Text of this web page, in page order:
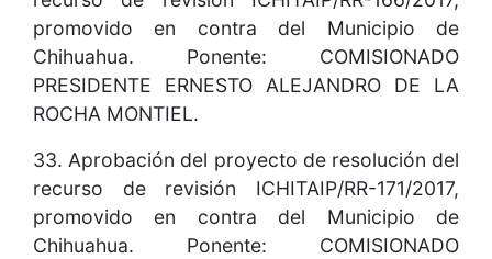
promovido en contra del Municipio de
Chihuahua. Ponente: COMISIONADO
PRESIDENTE ERNESTO ALEJANDRO DE LA
ROCHA MONTIEL.
33. Aprobación del proyecto de resolución del
recurso de revisión ICHITAIP/RR-171/2017,
promovido en contra del Municipio de
Chihuahua. Ponente: COMISIONADO